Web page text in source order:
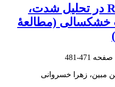
استفاده از تئوری RUN در تحلیل شدت،
خشکسالی (مطالعۀ
471-481
مبین، زهرا خسروانی